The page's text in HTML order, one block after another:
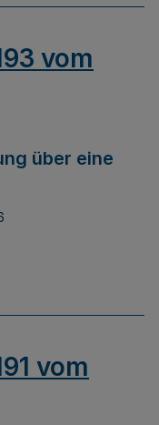
vom
über eine
vom